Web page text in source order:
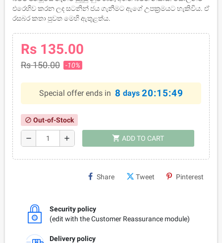
එරෙහිව කරන ලද සටනින් ජය ගැනීමට ඇගේ උපක‍්‍රමයට හැකිවිය. ඒ
රසබර කතා පුවත මෙහි ඇතුළත්ය.
Rs 135.00
Rs 150.00 -10%
Special offer ends in 8 days 20:15:48
block Out-of-Stock
remove add shopping_cart ADD TO CART
Share Tweet Pinterest
Security policy
(edit with the Customer Reassurance module)
Delivery policy